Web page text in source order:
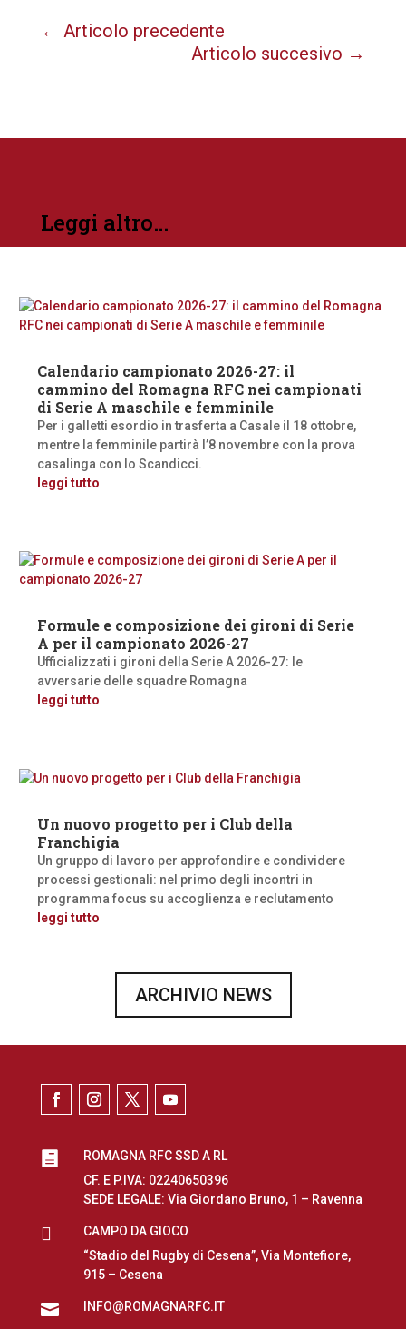
← Articolo precedente
Articolo succesivo →
Leggi altro…
Calendario campionato 2026-27: il
cammino del Romagna RFC nei campionati
di Serie A maschile e femminile
Per i galletti esordio in trasferta a Casale il 18 ottobre,
mentre la femminile partirà l’8 novembre con la prova
casalinga con lo Scandicci.
leggi tutto
Formule e composizione dei gironi di Serie
A per il campionato 2026-27
Ufficializzati i gironi della Serie A 2026-27: le
avversarie delle squadre Romagna
leggi tutto
Un nuovo progetto per i Club della
Franchigia
Un gruppo di lavoro per approfondire e condividere
processi gestionali: nel primo degli incontri in
programma focus su accoglienza e reclutamento
leggi tutto
ARCHIVIO NEWS

ROMAGNA RFC SSD A RL
CF. E P.IVA: 02240650396
SEDE LEGALE: Via Giordano Bruno, 1 – Ravenna

CAMPO DA GIOCO
“Stadio del Rugby di Cesena”, Via Montefiore,
915 – Cesena
 INFO@ROMAGNARFC.IT